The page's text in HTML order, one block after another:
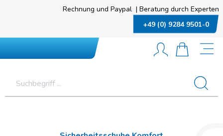
Rechnung und Paypal | Beratung durch Experten
+49 (0) 9284 9501-0